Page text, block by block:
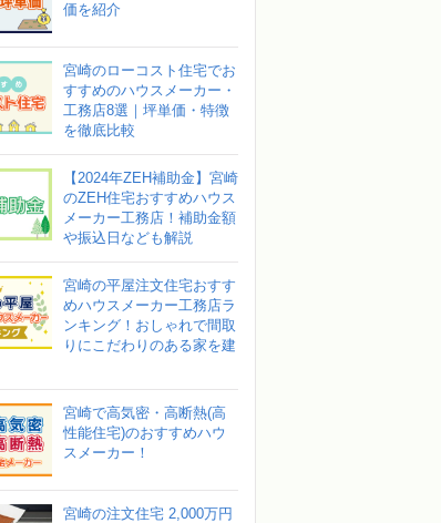
価を紹介
宮崎のローコスト住宅でお
すすめのハウスメーカー・
工務店8選｜坪単価・特徴
を徹底比較
【2024年ZEH補助金】宮崎
のZEH住宅おすすめハウス
メーカー工務店！補助金額
や振込日なども解説
宮崎の平屋注文住宅おすす
めハウスメーカー工務店ラ
ンキング！おしゃれで間取
りにこだわりのある家を建
宮崎で高気密・高断熱(高
性能住宅)のおすすめハウ
スメーカー！
宮崎の注文住宅 2,000万円